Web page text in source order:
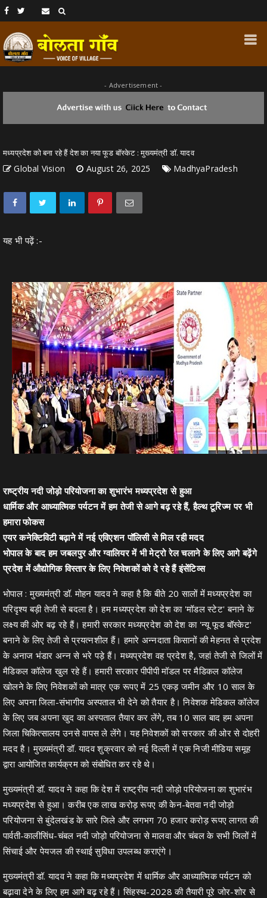
- Advertisement -
मध्यप्रदेश को बना रहे हैं देश का नया फूड बॉस्केट : मुख्यमंत्री डॉ. यादव
Global Vision August 26, 2025 MadhyaPradesh
यह भी पढ़ें :-
राष्ट्रीय नदी जोड़ो परियोजना का शुभारंभ मध्यप्रदेश से हुआ
धार्मिक और आध्यात्मिक पर्यटन में हम तेजी से आगे बढ़ रहे हैं, हैल्थ टूरिज्म पर भी
हमारा फोकस
एयर कनेक्टिविटी बढ़ाने में नई एविएशन पॉलिसी से मिल रही मदद
भोपाल के बाद हम जबलपुर और ग्वालियर में भी मेट्रो रेल चलाने के लिए आगे बढ़ेंगे
प्रदेश में औद्योगिक विस्तार के लिए निवेशकों को दे रहे हैं इंसेंटिव्स
भोपाल : मुख्यमंत्री डॉ. मोहन यादव ने कहा है कि बीते 20 सालों में मध्यप्रदेश का
परिदृश्य बड़ी तेजी से बदला है। हम मध्यप्रदेश को देश का 'मॉडल स्टेट' बनाने के
लक्ष्य की ओर बढ़ रहे हैं। हमारी सरकार मध्यप्रदेश को देश का 'न्यू फूड बॉस्केट'
बनाने के लिए तेजी से प्रयत्नशील हैं। हमारे अन्नदाता किसानों की मेहनत से प्रदेश
के अनाज भंडार अन्न से भरे पड़े हैं। मध्यप्रदेश वह प्रदेश है, जहां तेजी से जिलों में
मैडिकल कॉलेज खुल रहे हैं। हमारी सरकार पीपीपी मॉडल पर मैडिकल कॉलेज
खोलने के लिए निवेशकों को मात्र एक रूपए में 25 एकड़ जमीन और 10 साल के
लिए अपना जिला-संभागीय अस्पताल भी देने को तैयार है। निवेशक मेडिकल कॉलेज
के लिए जब अपना खुद का अस्पताल तैयार कर लेंगे, तब 10 साल बाद हम अपना
जिला चिकित्सालय उनसे वापस ले लेंगे। यह निवेशकों को सरकार की ओर से दोहरी
मदद है। मुख्यमंत्री डॉ. यादव शुक्रवार को नई दिल्ली में एक निजी मीडिया समूह
द्वारा आयोजित कार्यक्रम को संबोधित कर रहे थे।
मुख्यमंत्री डॉ. यादव ने कहा कि देश में राष्ट्रीय नदी जोड़ो परियोजना का शुभारंभ
मध्यप्रदेश से हुआ। करीब एक लाख करोड़ रूपए की केन-बेतवा नदी जोड़ो
परियोजना से बुंदेलखंड के सारे जिले और लगभग 70 हजार करोड़ रूपए लागत की
पार्वती-कालीसिंध-चंबल नदी जोड़ो परियोजना से मालवा और चंबल के सभी जिलों में
सिंचाई और पेयजल की स्थाई सुविधा उपलब्ध कराएंगे।
मुख्यमंत्री डॉ. यादव ने कहा कि मध्यप्रदेश में धार्मिक और आध्यात्मिक पर्यटन को
बढ़ावा देने के लिए हम आगे बढ़ रहे हैं। सिंहस्थ-2028 की तैयारी पूरे जोर-शोर से